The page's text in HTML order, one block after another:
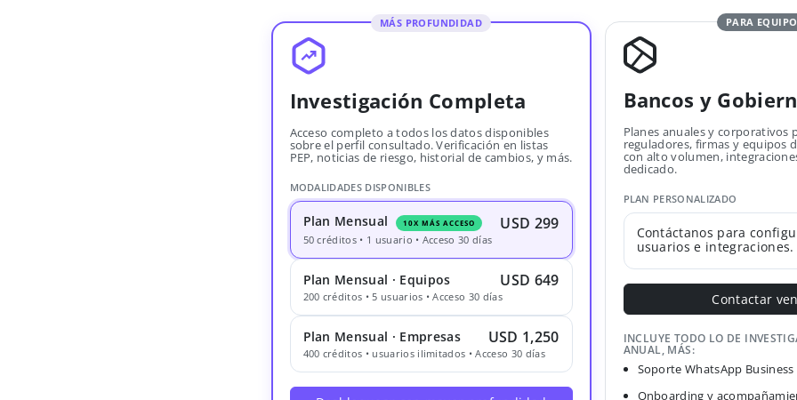
MÁS PROFUNDIDAD
Investigación Completa
Acceso completo a todos los datos disponibles
sobre el perfil consultado. Verificación en listas
PEP, noticias de riesgo, historial de cambios, y más.
MODALIDADES DISPONIBLES
Plan Mensual 10X MÁS ACCESO USD 299
50 créditos • 1 usuario • Acceso 30 días
Plan Mensual · Equipos USD 649
200 créditos • 5 usuarios • Acceso 30 días
Plan Mensual · Empresas USD 1,250
400 créditos • usuarios ilimitados • Acceso 30 días
PARA
Bancos y
Planes anuales y corporativos
reguladores, firmas y equipos
con alto volumen,
dedicado.
PLAN PERSONALIZADO
Contáctanos para
usuarios e integraciones.
Contactar
INCLUYE TODO LO DE
ANUAL, MÁS:
Soporte WhatsApp Business
Onboarding y